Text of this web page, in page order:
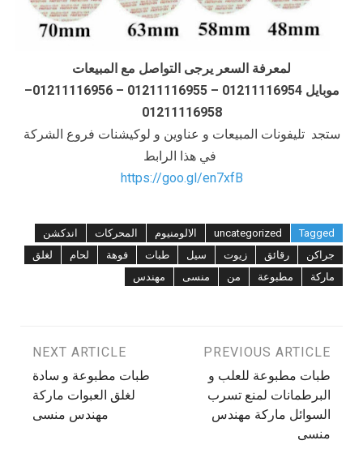
لمعرفة السعر يرجى التواصل مع المبيعات
موبايل 01211116954 – 01211116955 – 01211116956–
01211116958
ستجد تليفونات المبيعات و عناوين و لوكيشنات فروع الشركة
في هذا الرابط
https://goo.gl/en7xfB
Tagged
uncategorized الالومنيوم المحركات
اندكشن
جراكن
رقائق زيوت سيل طبات فوهة لحام
لغلق
ماركة
مطبوعة من منسى مهندس
تصفّح
المقالات
PREVIOUS ARTICLE
طبات مطبوعة للعلب و
البرطمانات لمنع تسرب
السوائل ماركة مهندس
منسى
NEXT ARTICLE
طبات مطبوعة و سادة
لغلق العبوات ماركة
مهندس منسى